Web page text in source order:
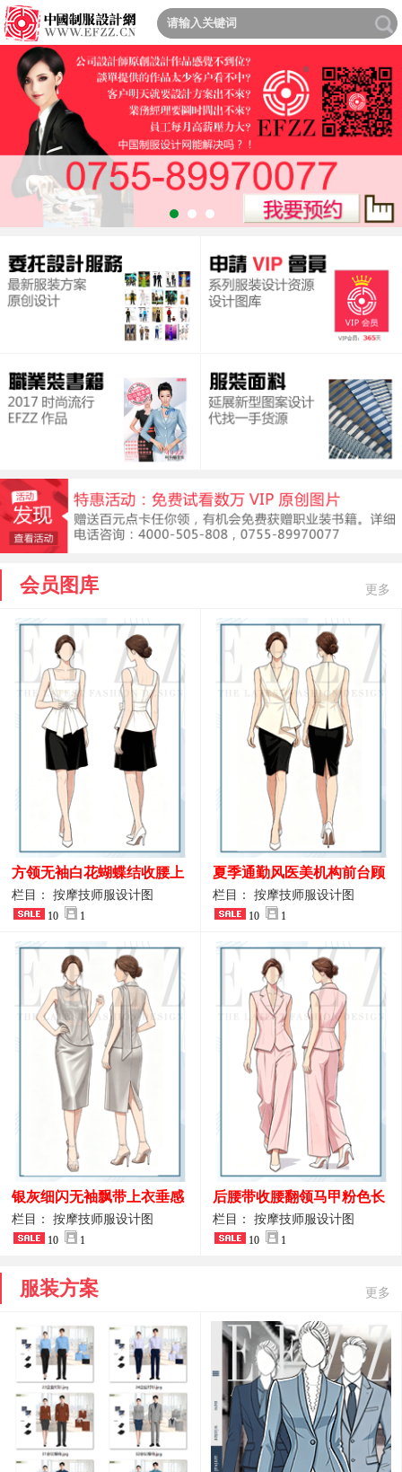
会员图库 更多
方领无袖白花蝴蝶结收腰上
衣 SPA会所接待工作制服设
计
栏目： 按摩技师服设计图
10 1
夏季通勤风医美机构前台顾
问端庄工作制服
栏目： 按摩技师服设计图
10 1
银灰细闪无袖飘带上衣垂感
开叉中长裙 星级酒店前厅礼
仪高级全套工作服
栏目： 按摩技师服设计图
10 1
后腰带收腰翻领马甲粉色长
裤套装 美容门店前台主管精
致高级工装
栏目： 按摩技师服设计图
10 1
服装方案 更多